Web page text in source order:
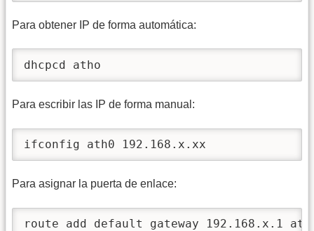
Para obtener IP de forma automática:
dhcpcd atho
Para escribir las IP de forma manual:
ifconfig ath0 192.168.x.xx
Para asignar la puerta de enlace:
route add default gateway 192.168.x.1